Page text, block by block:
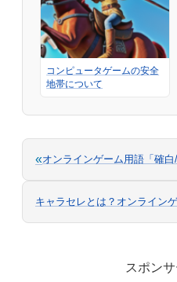
コンピュータゲームの安全
地帯について
«オンラインゲーム用語「確
スポン